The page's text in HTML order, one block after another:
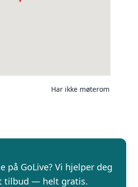
Har ikke møterom
på GoLive? Vi hjelper deg
tilbud — helt gratis.